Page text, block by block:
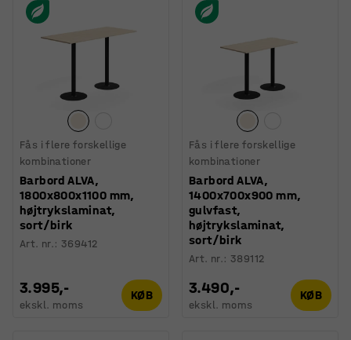
Fås i flere forskellige
kombinationer
Barbord ALVA,
1800x800x1100 mm,
højtrykslaminat,
sort/birk
Art. nr.: 369412
3.995,-
ekskl. moms
KØB
Fås i flere forskellige
kombinationer
Barbord ALVA,
1400x700x900 mm,
gulvfast,
højtrykslaminat,
sort/birk
Art. nr.: 389112
3.490,-
ekskl. moms
KØB